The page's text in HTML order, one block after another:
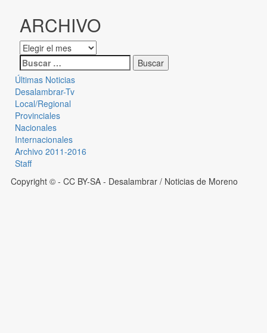
ARCHIVO
Últimas Noticias
Desalambrar-Tv
Local/Regional
Provinciales
Nacionales
Internacionales
Archivo 2011-2016
Staff
Copyright © - CC BY-SA - Desalambrar / Noticias de Moreno